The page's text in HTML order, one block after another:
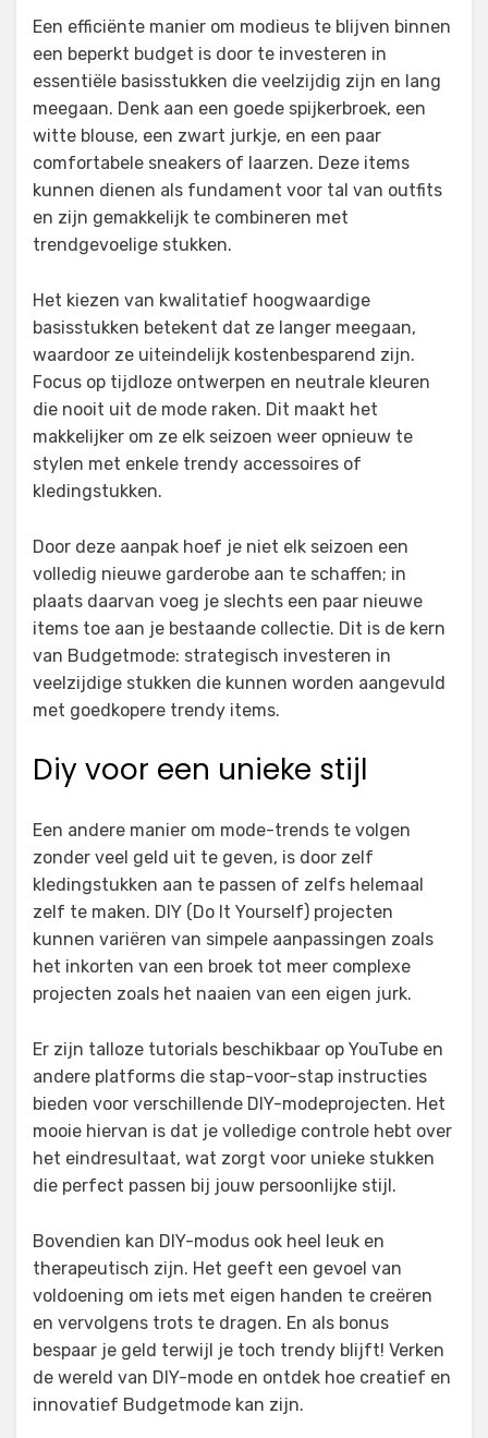
Een efficiënte manier om modieus te blijven binnen
een beperkt budget is door te investeren in
essentiële basisstukken die veelzijdig zijn en lang
meegaan. Denk aan een goede spijkerbroek, een
witte blouse, een zwart jurkje, en een paar
comfortabele sneakers of laarzen. Deze items
kunnen dienen als fundament voor tal van outfits
en zijn gemakkelijk te combineren met
trendgevoelige stukken.
Het kiezen van kwalitatief hoogwaardige
basisstukken betekent dat ze langer meegaan,
waardoor ze uiteindelijk kostenbesparend zijn.
Focus op tijdloze ontwerpen en neutrale kleuren
die nooit uit de mode raken. Dit maakt het
makkelijker om ze elk seizoen weer opnieuw te
stylen met enkele trendy accessoires of
kledingstukken.
Door deze aanpak hoef je niet elk seizoen een
volledig nieuwe garderobe aan te schaffen; in
plaats daarvan voeg je slechts een paar nieuwe
items toe aan je bestaande collectie. Dit is de kern
van Budgetmode: strategisch investeren in
veelzijdige stukken die kunnen worden aangevuld
met goedkopere trendy items.
Diy voor een unieke stijl
Een andere manier om mode-trends te volgen
zonder veel geld uit te geven, is door zelf
kledingstukken aan te passen of zelfs helemaal
zelf te maken. DIY (Do It Yourself) projecten
kunnen variëren van simpele aanpassingen zoals
het inkorten van een broek tot meer complexe
projecten zoals het naaien van een eigen jurk.
Er zijn talloze tutorials beschikbaar op YouTube en
andere platforms die stap-voor-stap instructies
bieden voor verschillende DIY-modeprojecten. Het
mooie hiervan is dat je volledige controle hebt over
het eindresultaat, wat zorgt voor unieke stukken
die perfect passen bij jouw persoonlijke stijl.
Bovendien kan DIY-modus ook heel leuk en
therapeutisch zijn. Het geeft een gevoel van
voldoening om iets met eigen handen te creëren
en vervolgens trots te dragen. En als bonus
bespaar je geld terwijl je toch trendy blijft! Verken
de wereld van DIY-mode en ontdek hoe creatief en
innovatief Budgetmode kan zijn.